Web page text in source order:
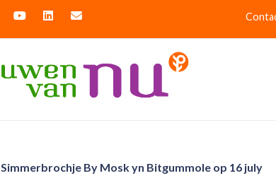
Simmerbrochje By Mosk yn Bitgummole op 16 july